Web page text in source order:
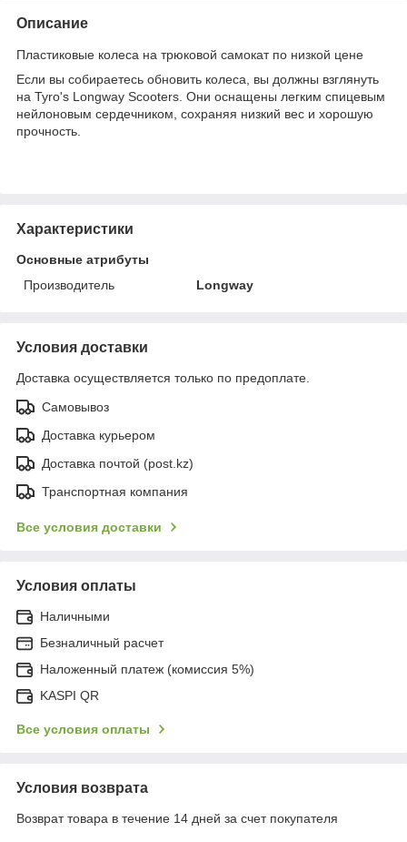
Описание
Пластиковые колеса на трюковой самокат по низкой цене
Если вы собираетесь обновить колеса, вы должны взглянуть
на Tyro's Longway Scooters. Они оснащены легким спицевым
нейлоновым сердечником, сохраняя низкий вес и хорошую
прочность.
Характеристики
Основные атрибуты
Производитель
Longway
Условия доставки
Доставка осуществляется только по предоплате.
Самовывоз
Доставка курьером
Доставка почтой (post.kz)
Транспортная компания
Все условия доставки
Условия оплаты
Наличными
Безналичный расчет
Наложенный платеж (комиссия 5%)
KASPI QR
Все условия оплаты
Условия возврата
Возврат товара в течение 14 дней за счет покупателя